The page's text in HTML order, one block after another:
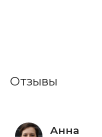
Отзывы
Анна